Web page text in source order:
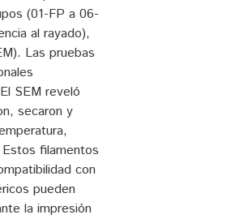
(01-FP a 06-
al rayado),
Las pruebas
SEM reveló
secaron y
filamentos
con
pueden
la impresión